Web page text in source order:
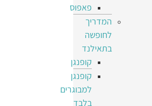
פאפוס
המדריך
לחופשה
בתאילנד
קופנגן
קופנגן
למבוגרים
בלבד